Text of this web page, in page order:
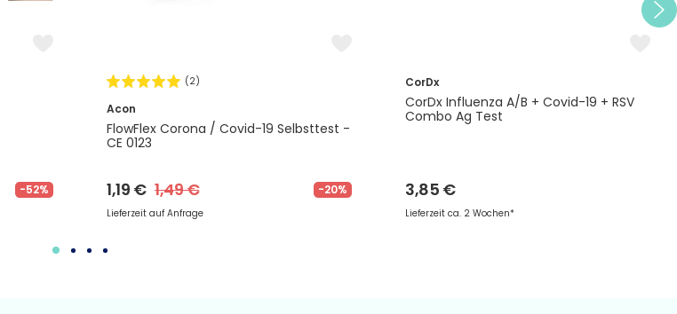
-52%
(2)
Acon
FlowFlex Corona / Covid-19 Selbsttest -
CE 0123
1,19 € 1,49 € -20%
Lieferzeit auf Anfrage
CorDx
CorDx Influenza A/B + Covid-19 + RSV
Combo Ag Test
3,85 €
Lieferzeit ca. 2 Wochen*